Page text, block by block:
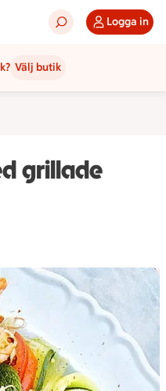
Logga in
Välj butik
grillade
1 kommentarer